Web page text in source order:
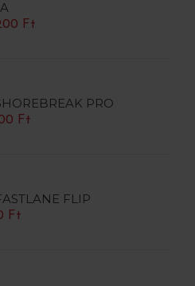
Ft
PRO
Ft
FLIP
Ft